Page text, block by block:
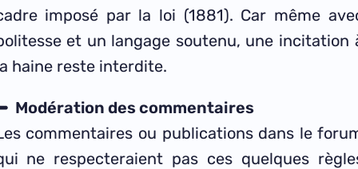
imposé par la loi (1881). Car même
et un langage soutenu, une incitation
haine reste interdite.
Modération des commentaires
commentaires ou publications dans le
ne respecteraient pas ces quelques